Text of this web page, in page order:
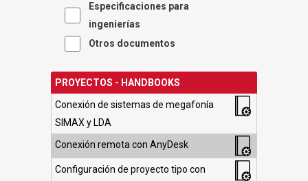
Especificaciones para
ingenierías
Otros documentos
PROYECTOS - HANDBOOKS
Conexión de sistemas de megafonía
SIMAX y LDA
Conexión remota con AnyDesk
Configuración de proyecto tipo con